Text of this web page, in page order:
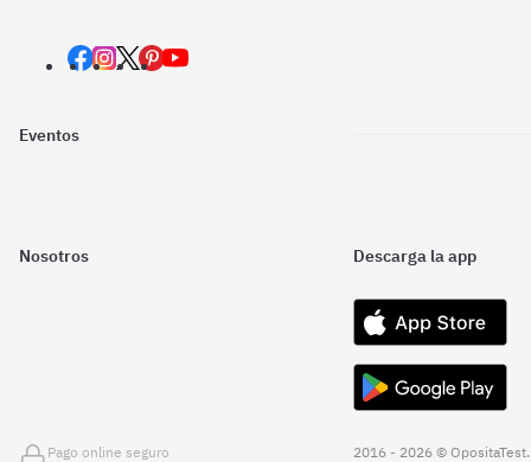
Eventos
Nosotros Descarga la app
Pago online seguro
2016 - 2026 © OpositaTest.